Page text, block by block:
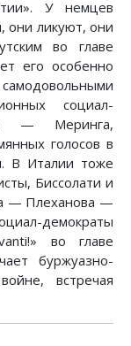
У немцев
они ликуют, они
во главе
его особенно
социал-
— Меринга,
голосов в
В Италии тоже
Биссолати и
— Плеханова —
демократы
во главе
буржуазно-
встречая